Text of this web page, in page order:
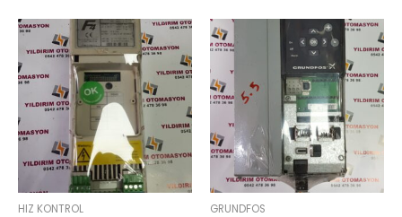
HIZ KONTROL GRUNDFOS